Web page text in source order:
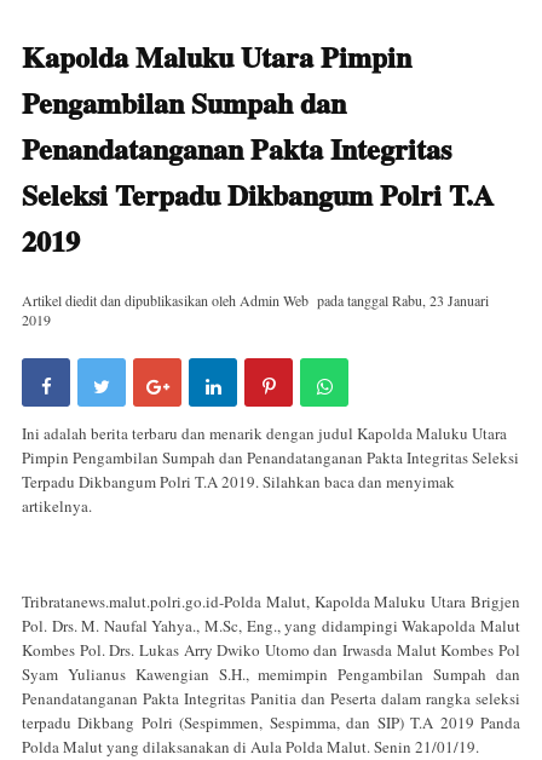
Kapolda Maluku Utara Pimpin
Pengambilan Sumpah dan
Penandatanganan Pakta Integritas
Seleksi Terpadu Dikbangum Polri T.A
2019
Artikel diedit dan dipublikasikan oleh Admin Web pada tanggalRabu, 23 Januari
2019
Ini adalah berita terbaru dan menarik dengan judul Kapolda Maluku Utara
Pimpin Pengambilan Sumpah dan Penandatanganan Pakta Integritas Seleksi
Terpadu Dikbangum Polri T.A 2019. Silahkan baca dan menyimak
artikelnya.
Tribratanews.malut.polri.go.id-Polda Malut, Kapolda Maluku Utara Brigjen
Pol. Drs. M. Naufal Yahya., M.Sc, Eng., yang didampingi Wakapolda Malut
Kombes Pol. Drs. Lukas Arry Dwiko Utomo dan Irwasda Malut Kombes Pol
Syam Yulianus Kawengian S.H., memimpin Pengambilan Sumpah dan
Penandatanganan Pakta Integritas Panitia dan Peserta dalam rangka seleksi
terpadu Dikbang Polri (Sespimmen, Sespimma, dan SIP) T.A 2019 Panda
Polda Malut yang dilaksanakan di Aula Polda Malut. Senin 21/01/19.